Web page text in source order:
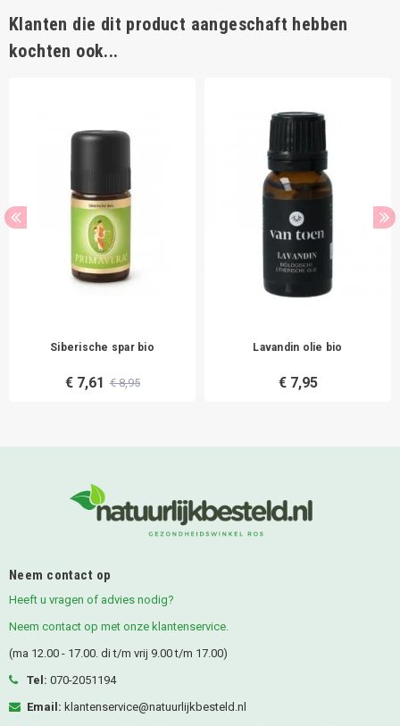
Klanten die dit product aangeschaft hebben
kochten ook...
Siberische spar bio
€ 7,61 € 8,95
Lavandin olie bio
€ 7,95
Neem contact op
Heeft u vragen of advies nodig?
Neem contact op met onze klantenservice.
(ma 12.00 - 17.00. di t/m vrij 9.00 t/m 17.00)
Tel: 070-2051194
Email: klantenservice@natuurlijkbesteld.nl